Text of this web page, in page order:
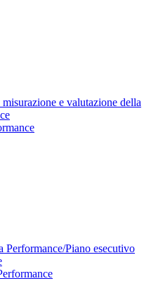
misurazione e valutazione della
Performance/Piano esecutivo